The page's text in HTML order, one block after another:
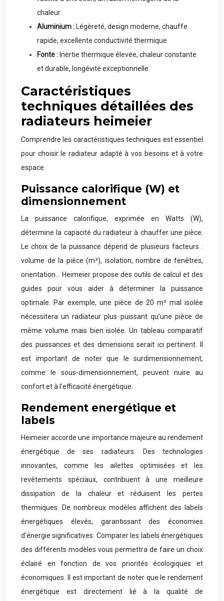
chaleur.
Aluminium : Légèreté, design moderne, chauffe
rapide, excellente conductivité thermique.
Fonte : Inertie thermique élevée, chaleur constante
et durable, longévité exceptionnelle.
Caractéristiques
techniques détaillées des
radiateurs heimeier
Comprendre les caractéristiques techniques est essentiel
pour choisir le radiateur adapté à vos besoins et à votre
espace.
Puissance calorifique (W) et
dimensionnement
La puissance calorifique, exprimée en Watts (W),
détermine la capacité du radiateur à chauffer une pièce.
Le choix de la puissance dépend de plusieurs facteurs :
volume de la pièce (m³), isolation, nombre de fenêtres,
orientation… Heimeier propose des outils de calcul et des
guides pour vous aider à déterminer la puissance
optimale. Par exemple, une pièce de 20 m³ mal isolée
nécessitera un radiateur plus puissant qu’une pièce de
même volume mais bien isolée. Un tableau comparatif
des puissances et des dimensions serait ici pertinent. Il
est important de noter que le surdimensionnement,
comme le sous-dimensionnement, peuvent nuire au
confort et à l’efficacité énergétique.
Rendement energétique et
labels
Heimeier accorde une importance majeure au rendement
énergétique de ses radiateurs. Des technologies
innovantes, comme les ailettes optimisées et les
revêtements spéciaux, contribuent à une meilleure
dissipation de la chaleur et réduisent les pertes
thermiques. De nombreux modèles affichent des labels
énergétiques élevés, garantissant des économies
d’énergie significatives. Comparer les labels énergétiques
des différents modèles vous permettra de faire un choix
éclairé en fonction de vos priorités écologiques et
économiques. Il est important de noter que le rendement
énergétique est directement lié à la qualité de